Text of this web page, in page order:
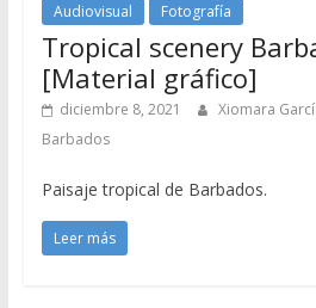
Audiovisual Fotografía
Tropical scenery
[Material gráfico]
diciembre 8, 2021 Xiomara
Barbados
Paisaje tropical de Barbados.
Leer más